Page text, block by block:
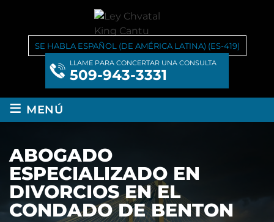
SE HABLA ESPAÑOL (DE AMÉRICA LATINA) (ES-419)
LLAME PARA CONCERTAR UNA CONSULTA
509-943-3331
≡ MENÚ
ABOGADO
ESPECIALIZADO EN
DIVORCIOS EN EL
CONDADO DE BENTON